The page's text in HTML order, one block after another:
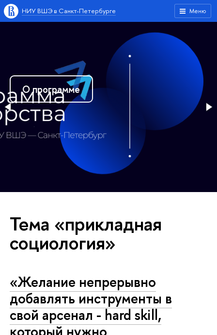
Меню
НИУ ВШЭ в Санкт-Петербурге
О программе
Тема «прикладная
социология»
«Желание непрерывно
добавлять инструменты в
свой арсенал - hard skill,